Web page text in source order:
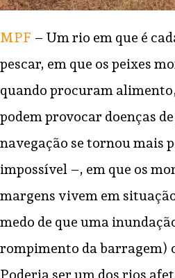
MPF – Um rio em que é
pescar, em que os peixes
quando procuram
podem provocar doenças
navegação se tornou mais
impossível –, em que os
margens vivem em
medo de que uma
rompimento da barragem)
Poderia ser um dos rios